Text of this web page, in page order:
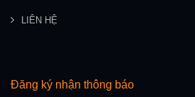
LIÊN HỆ
Đăng ký nhận thông báo